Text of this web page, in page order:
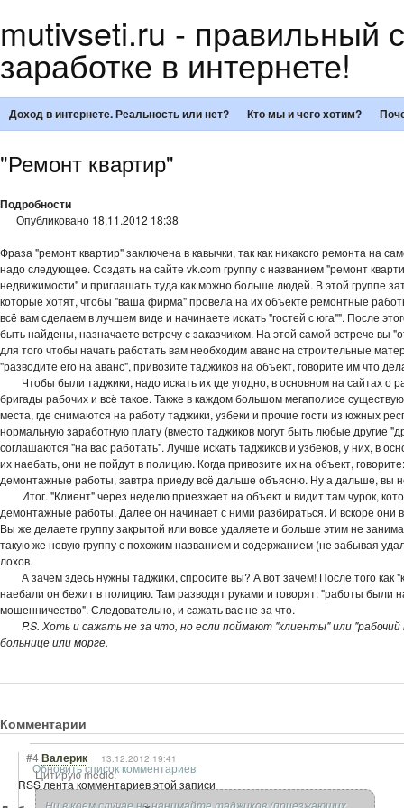
mutivseti.ru - правильный
заработке в интернете!
Доход в интернете. Реальность или нет? Кто мы и чего хотим?
"Ремонт квартир"
Подробности
Опубликовано 18.11.2012 18:38
Фраза "ремонт квартир" заключена в кавычки, так как никакого ремонта на
надо следующее. Создать на сайте vk.com группу с названием "ремонт
недвижимости" и приглашать туда как можно больше людей. В этой группе
которые хотят, чтобы "ваша фирма" провела на их объекте ремонтные
всё вам сделаем в лучшем виде и начинаете искать "гостей с юга"". После
быть найдены, назначаете встречу с заказчиком. На этой самой встрече вы
для того чтобы начать работать вам необходим аванс на строительные
"разводите его на аванс", привозите таджиков на объект, говорите им что
Чтобы были таджики, надо искать их где угодно, в основном на сайтах о
бригады рабочих и всё такое. Также в каждом большом мегаполисе
места, где снимаются на работу таджики, узбеки и прочие гости из южных
нормальную заработную плату (вместо таджиков могут быть любые другие
соглашаются "на вас работать". Лучше искать таджиков и узбеков, у них, в
их наебать, они не пойдут в полицию. Когда привозите их на объект,
демонтажные работы, завтра приеду всё дальше объясню. Ну а дальше, вы
Итог. "Клиент" через неделю приезжает на объект и видит там чурок,
демонтажные работы. Далее он начинает с ними разбираться. И вскоре они
Вы же делаете группу закрытой или вовсе удаляете и больше этим не
такую же новую группу с похожим названием и содержанием (не забывая
лохов.
А зачем здесь нужны таджики, спросите вы? А вот зачем! После того как
наебали он бежит в полицию. Там разводят руками и говорят: "работы были
мошенничество". Следовательно, и сажать вас не за что.
P.S. Хоть и сажать не за что, но если поймают "клиенты" или "рабочий
больнице или морге.
Комментарии
#4 Валерик 13.12.2012 19:41
Цитирую medic:
Ни в коем случае не нанимайте таджиков (приезжающих
Обновить список комментариев
RSS лента комментариев этой записи